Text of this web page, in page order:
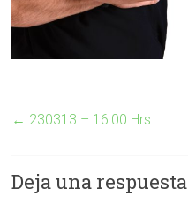
← 230313 – 16:00 Hrs
Deja una respuesta